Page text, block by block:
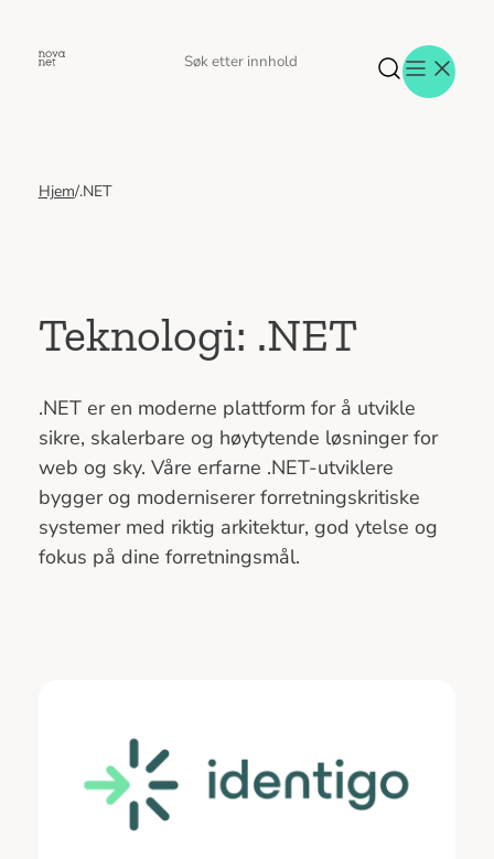
Aktuelt
Menneskene
Om oss
Kontakt oss
Søk
Søk
Hjem/.NET
Teknologi: .NET
.NET er en moderne plattform for å utvikle
sikre, skalerbare og høytytende løsninger for
web og sky. Våre erfarne .NET-utviklere
bygger og moderniserer forretningskritiske
systemer med riktig arkitektur, god ytelse og
fokus på dine forretningsmål.